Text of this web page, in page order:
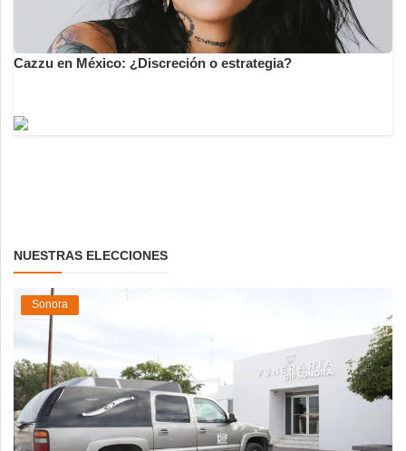
Cazzu en México: ¿Discreción o estrategia?
NUESTRAS ELECCIONES
Sonora